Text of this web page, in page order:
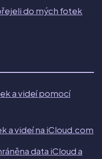
do mých fotek
a videí pomocí
a videí na iCloud.com
data iCloud a